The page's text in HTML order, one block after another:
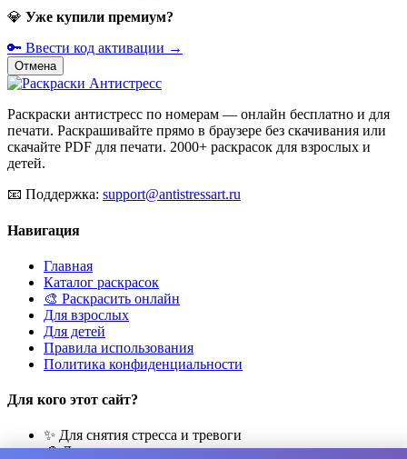
💎 Уже купили премиум?
🔑 Ввести код активации →
Отмена
Раскраски антистресс по номерам — онлайн бесплатно и для
печати. Раскрашивайте прямо в браузере без скачивания или
скачайте PDF для печати. 2000+ раскрасок для взрослых и
детей.
📧 Поддержка: support@antistressart.ru
Навигация
Главная
Каталог раскрасок
🎨 Раскрасить онлайн
Для взрослых
Для детей
Правила использования
Политика конфиденциальности
Для кого этот сайт?
✨ Для снятия стресса и тревоги
🎨 Для развития креативности